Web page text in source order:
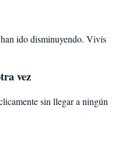
ido disminuyendo. Vivís
vez
sin llegar a ningún